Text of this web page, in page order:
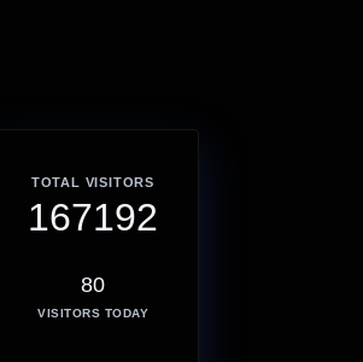
TOTAL VISITORS
167192
80
VISITORS TODAY